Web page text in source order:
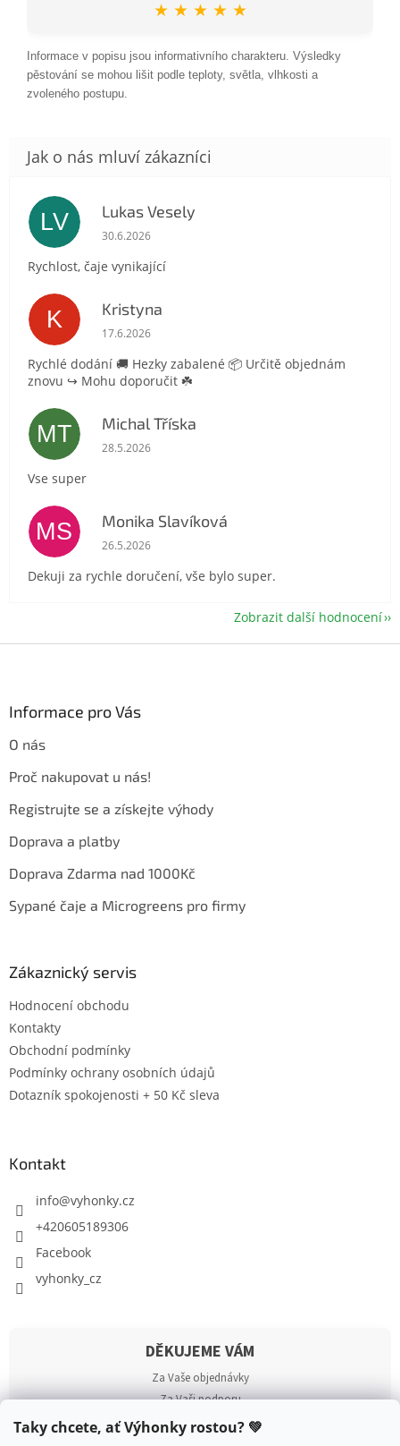
Taky chcete, ať Výhonky rostou? 💚
★ ★ ★ ★ ★
Informace v popisu jsou informativního charakteru. Výsledky
pěstování se mohou lišit podle teploty, světla, vlhkosti a
zvoleného postupu.
LV Lukas Vesely
Hodnocení obchodu je 5 z 5 hvězdiček.
30.6.2026
Rychlost, čaje vynikající
K Kristyna
Hodnocení obchodu je 5 z 5 hvězdiček.
17.6.2026
Rychlé dodání 🚚 Hezky zabalené 📦 Určitě objednám
znovu ↪️ Mohu doporučit ☘️
MT Michal Tříska
Hodnocení obchodu je 5 z 5 hvězdiček.
28.5.2026
Vse super
MS Monika Slavíková
Hodnocení obchodu je 5 z 5 hvězdiček.
26.5.2026
Dekuji za rychle doručení, vše bylo super.
Zobrazit další hodnocení
Informace pro Vás
O nás
Proč nakupovat u nás!
Registrujte se a získejte výhody
Doprava a platby
Doprava Zdarma nad 1000Kč
Sypané čaje a Microgreens pro firmy
Zákaznický servis
Hodnocení obchodu
Kontakty
Obchodní podmínky
Podmínky ochrany osobních údajů
Dotazník spokojenosti + 50 Kč sleva
Kontakt
info@vyhonky.cz
+420605189306
Facebook
vyhonky_cz
DĚKUJEME VÁM
Za Vaše objednávky
Za Vaši podporu
Za každou recenzi